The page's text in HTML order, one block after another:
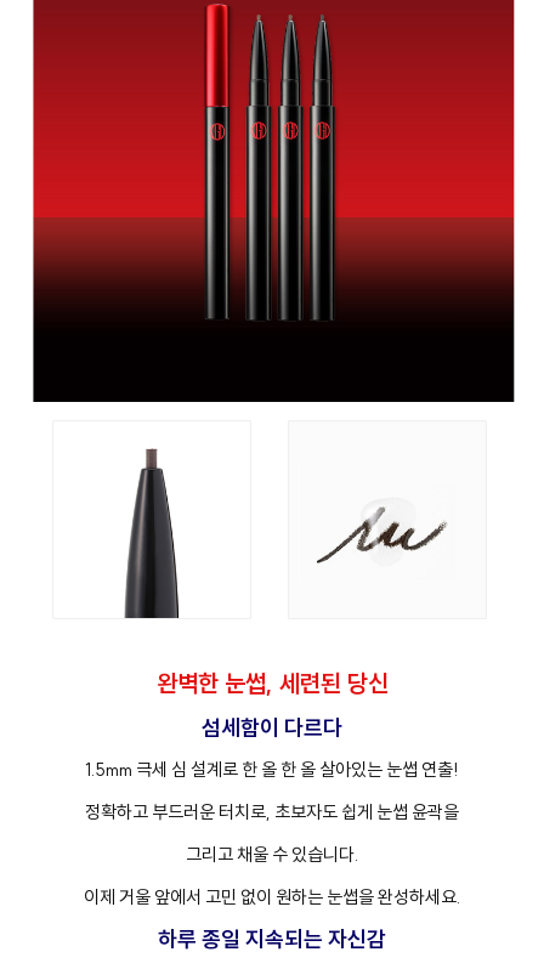
완벽한 눈썹, 세련된 당신
섬세함이 다르다
1.5mm 극세 심 설계로 한 올 한 올 살아있는 눈썹 연출!
정확하고 부드러운 터치로, 초보자도 쉽게 눈썹 윤곽을
그리고 채울 수 있습니다.
이제 거울 앞에서 고민 없이 원하는 눈썹을 완성하세요.
하루 종일 지속되는 자신감